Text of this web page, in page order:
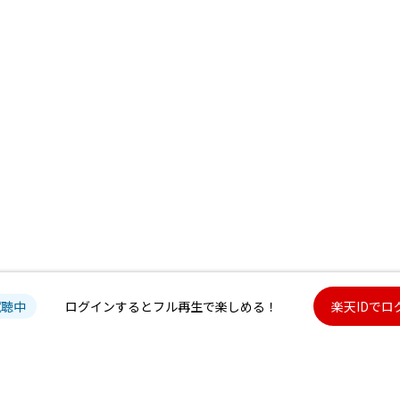
中 ログインするとフル再生で楽しめる！ 楽天IDでロ